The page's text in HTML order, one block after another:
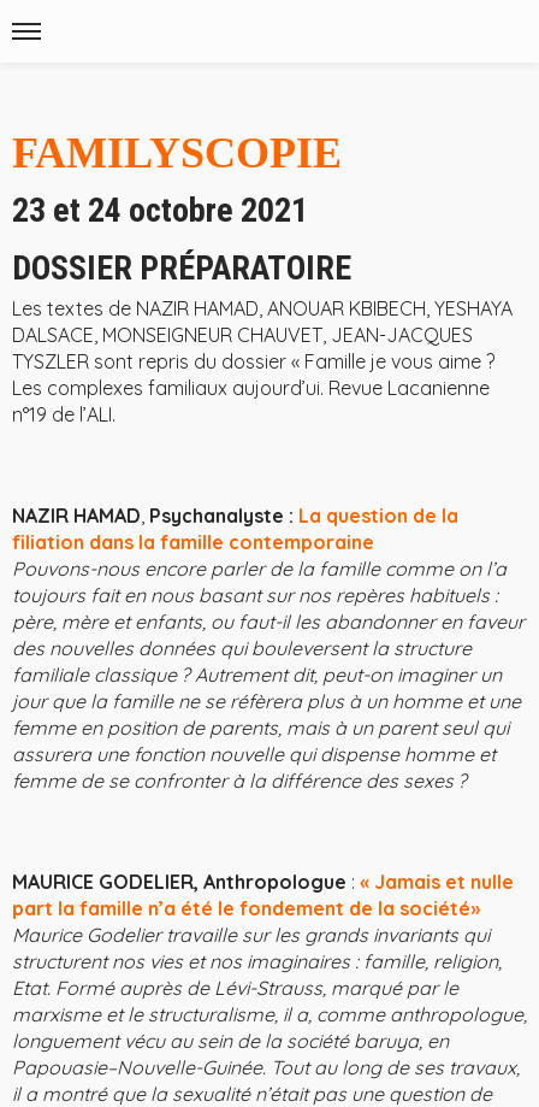
FAMILYSCOPIE
23 et 24 octobre 2021
DOSSIER PRÉPARATOIRE
Les textes de NAZIR HAMAD, ANOUAR KBIBECH, YESHAYA
DALSACE, MONSEIGNEUR CHAUVET, JEAN-JACQUES
TYSZLER sont repris du dossier « Famille je vous aime ?
Les complexes familiaux aujourd’ui. Revue Lacanienne
n°19 de l’ALI.
NAZIR HAMAD, Psychanalyste : La question de la
filiation dans la famille contemporaine
Pouvons-nous encore parler de la famille comme on l’a
toujours fait en nous basant sur nos repères habituels :
père, mère et enfants, ou faut-il les abandonner en faveur
des nouvelles données qui bouleversent la structure
familiale classique ? Autre­ment dit, peut-on imaginer un
jour que la famille ne se réfèrera plus à un homme et une
femme en position de parents, mais à un parent seul qui
assurera une fonction nouvelle qui dispense homme et
femme de se confronter à la différence des sexes ?
MAURICE GODELIER, Anthropologue : « Jamais et nulle
part la famille n’a été le fondement de la société»
Maurice Godelier travaille sur les grands invariants qui
structurent nos vies et nos imaginaires : famille, religion,
Etat. Formé auprès de Lévi-Strauss, marqué par le
marxisme et le structuralisme, il a, comme anthropologue,
longuement vécu au sein de la société baruya, en
Papouasie–Nouvelle-Guinée. Tout au long de ses travaux,
il a montré que la sexualité n’était pas une question de